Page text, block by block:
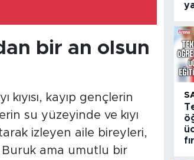
bir an olsun
kayıp gençlerin
su yüzeyinde ve kıyı
izleyen aile bireyleri,
Buruk ama umutlu bir